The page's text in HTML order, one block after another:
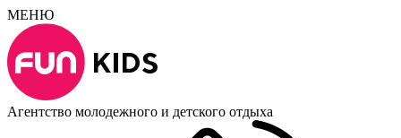
МЕНЮ
Агентство молодежного и детского отдыха